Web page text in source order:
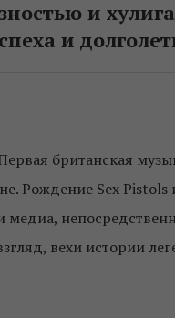
и
и
британская
Рождение Sex
вехи истории